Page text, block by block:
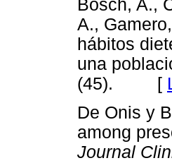
Bosch, A.,
A.,
hábitos
una
(45). [
De Onis y
among
Journal